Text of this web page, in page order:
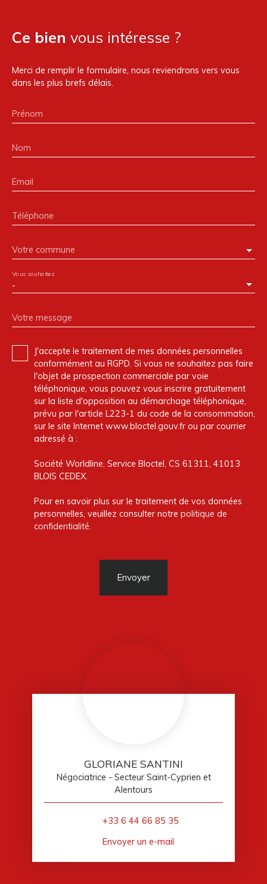
Ce bien vous intéresse ?
Merci de remplir le formulaire, nous reviendrons vers vous
dans les plus brefs délais.
Prénom
Nom
Email
Téléphone
Votre commune
-
Vous souhaitez
Votre message
J'accepte le traitement de mes données personnelles
conformément au RGPD. Si vous ne souhaitez pas faire
l'objet de prospection commerciale par voie
téléphonique, vous pouvez vous inscrire gratuitement
sur la liste d'opposition au démarchage téléphonique,
prévu par l'article L223-1 du code de la consommation,
sur le site Internet www.bloctel.gouv.fr ou par courrier
adressé à :
Société Worldline, Service Bloctel, CS 61311, 41013
BLOIS CEDEX.
Pour en savoir plus sur le traitement de vos données
personnelles, veuillez consulter notre politique de
confidentialité.
Envoyer
GLORIANE SANTINI
Négociatrice - Secteur Saint-Cyprien et
Alentours
+33 6 44 66 85 35
Envoyer un e-mail